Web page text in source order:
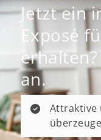
Jetzt ein
Exposé
an.
Attraktive